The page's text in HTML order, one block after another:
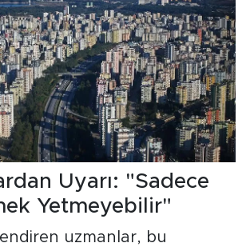
Uyarı: "Sadece
Yetmeyebilir"
uzmanlar, bu